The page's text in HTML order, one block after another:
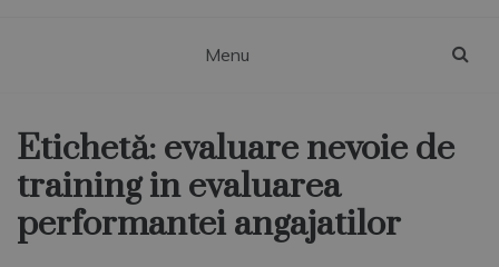
Menu
Etichetă: evaluare nevoie de
training in evaluarea
performantei angajatilor